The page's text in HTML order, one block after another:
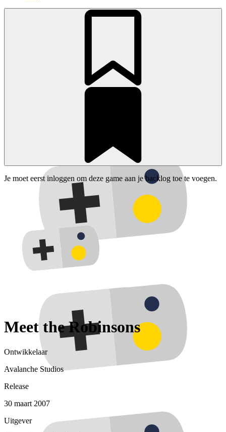
Je moet eerst inloggen om deze game aan je backlog toe te voegen.
Meet the Robinsons
Ontwikkelaar
Avalanche Studios
Release
30 maart 2007
Uitgever